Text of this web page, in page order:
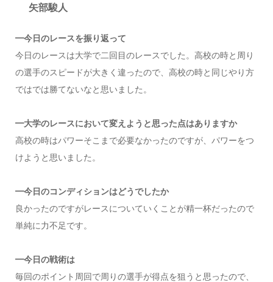
矢部駿人
━今日のレースを振り返って
今日のレースは大学で二回目のレースでした。高校の時と周り
の選手のスピードが大きく違ったので、高校の時と同じやり方
ではでは勝てないなと思いました。
━大学のレースにおいて変えようと思った点はありますか
高校の時はパワーそこまで必要なかったのですが、パワーをつ
けようと思いました。
━今日のコンディションはどうでしたか
良かったのですがレースについていくことが精一杯だったので
単純に力不足です。
━今日の戦術は
毎回のポイント周回で周りの選手が得点を狙うと思ったので、